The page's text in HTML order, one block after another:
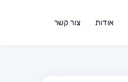
אודות צור קשר